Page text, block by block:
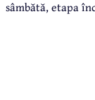
sâmbătă, etapa